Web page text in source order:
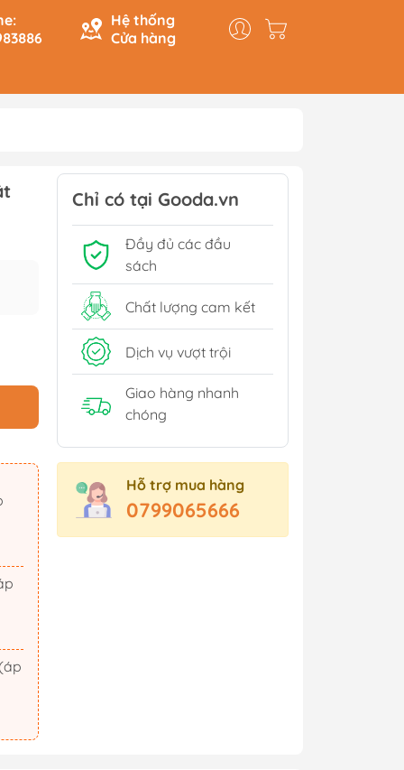
Hệ thống
Cửa hàng
Du Ký
Lịch Sử - Văn Hoá - Chính
Trị
Tâm Linh
Sách Tham Khảo Cấp 1
Sách Tham Khảo Cấp 2
Sách Ôn Thi Đại Học
Xem thêm
Triển
Xúc
Dục
Chỉ có tại Gooda.vn
Đầy đủ các đầu
sách
Chất lượng cam kết
Dịch vụ vượt trội
Giao hàng nhanh
chóng
Hỗ trợ mua hàng
0799065666